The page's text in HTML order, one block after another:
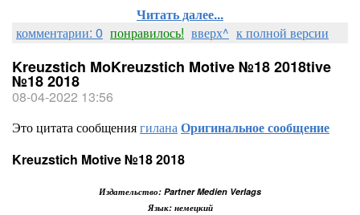
Читать далее...
комментарии: 0 понравилось! вверх^ к полной версии
Kreuzstich MoKreuzstich Motive №18 2018tive
№18 2018
08-04-2022 13:56
Это цитата сообщениягиланаОригинальное сообщение
Kreuzstich Motive №18 2018
Издательство: Partner Medien Verlags
Язык: немецкий